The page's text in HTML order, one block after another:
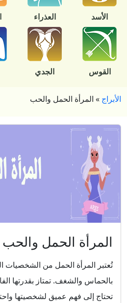
الأسد العذراء
القوس الجدي
الأبراج » المرأة الحمل والحب
المرأة الحمل والحب
تُعتبر المرأة الحمل من الشخصيات
بالحماس والشغف. تمتاز بقدرتها
تحتاج إلى فهم عميق لشخصيتها